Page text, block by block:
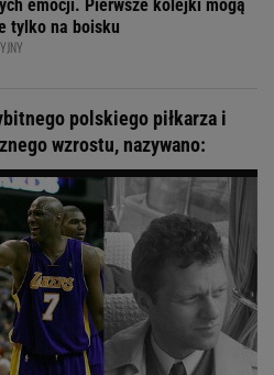
emocji. Pierwsze kolejki mogą
tylko na boisku
polskiego piłkarza i
wzrostu, nazywano: